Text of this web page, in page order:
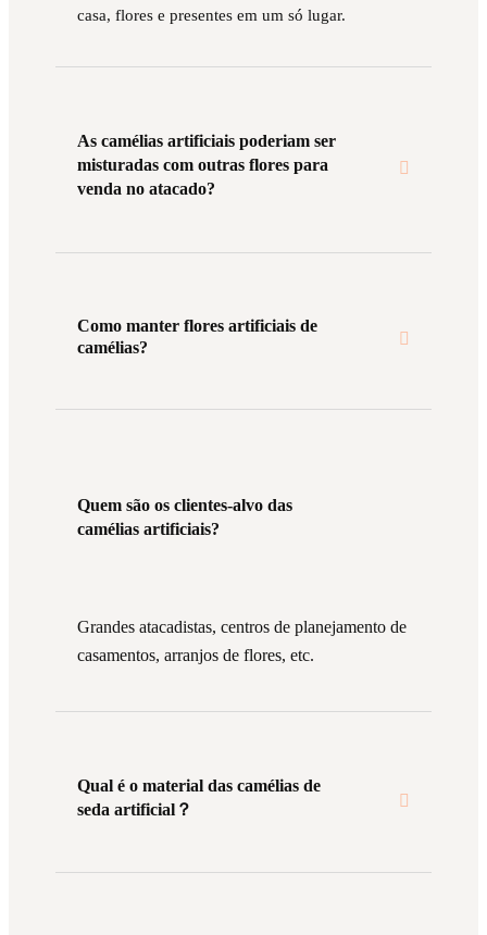
casa, flores e presentes em um só lugar.
As camélias artificiais poderiam ser
misturadas com outras flores para
venda no atacado?
Como manter flores artificiais de
camélias?
Quem são os clientes-alvo das
camélias artificiais?
Grandes atacadistas, centros de planejamento de
casamentos, arranjos de flores, etc.
Qual é o material das camélias de
seda artificial？